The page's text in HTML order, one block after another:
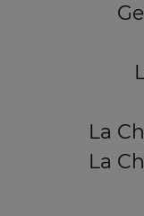
La
La